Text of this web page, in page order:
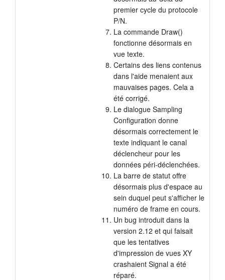
premier cycle du protocole
P/N.
La commande Draw()
fonctionne désormais en
vue texte.
Certains des liens contenus
dans l'aide menaient aux
mauvaises pages. Cela a
été corrigé.
Le dialogue Sampling
Configuration donne
désormais correctement le
texte indiquant le canal
déclencheur pour les
données péri-déclenchées.
La barre de statut offre
désormais plus d'espace au
sein duquel peut s'afficher le
numéro de frame en cours.
Un bug introduit dans la
version 2.12 et qui faisait
que les tentatives
d'impression de vues XY
crashaient Signal a été
réparé.